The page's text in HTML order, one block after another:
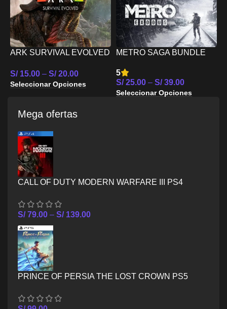
ARK SURVIVAL EVOLVED
S/15.00 – S/20.00
Seleccionar Opciones
METRO SAGA BUNDLE
5
S/25.00 – S/39.00
Seleccionar Opciones
Mega ofertas
CALL OF DUTY MODERN WARFARE III PS4
S/79.00 – S/139.00
PRINCE OF PERSIA THE LOST CROWN PS5